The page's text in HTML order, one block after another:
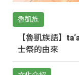
魯凱族
【魯凱族語】
士祭的由來